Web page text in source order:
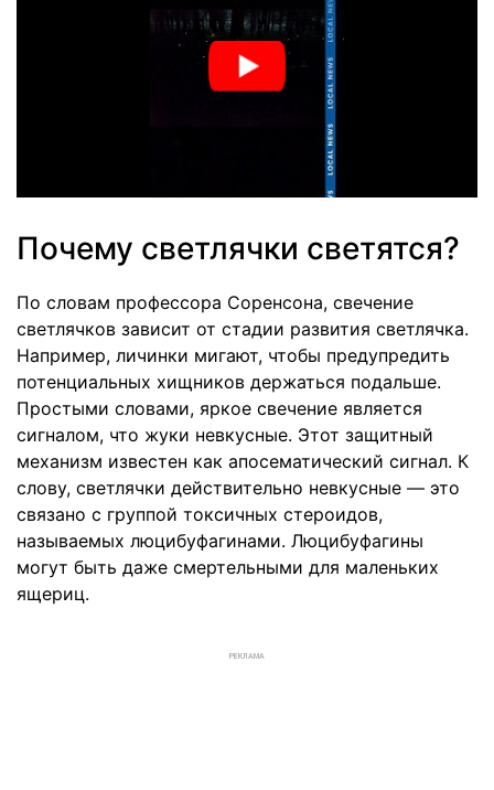
Почему светлячки светятся?
По словам профессора Соренсона, свечение
светлячков зависит от стадии развития светлячка.
Например, личинки мигают, чтобы предупредить
потенциальных хищников держаться подальше.
Простыми словами, яркое свечение является
сигналом, что жуки невкусные. Этот защитный
механизм известен как апосематический сигнал. К
слову, светлячки действительно невкусные — это
связано с группой токсичных стероидов,
называемых люцибуфагинами. Люцибуфагины
могут быть даже смертельными для маленьких
ящериц.
РЕКЛАМА